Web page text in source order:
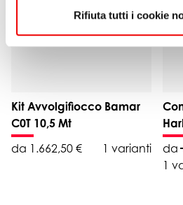
Rifiuta tutti i cookie
Kit Avvolgifiocco Bamar
C0T 10,5 Mt
da 1.662,50 €
1 varianti
da
1